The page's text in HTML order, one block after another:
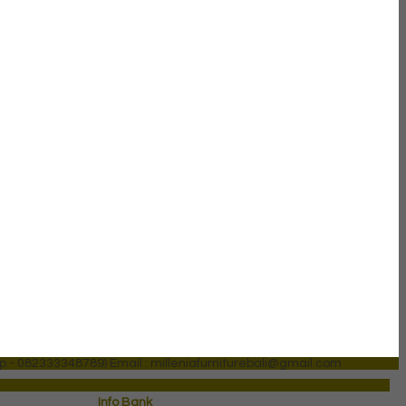
- 082333348789) Email : milleniafurniturebali@gmail.com
Info Bank